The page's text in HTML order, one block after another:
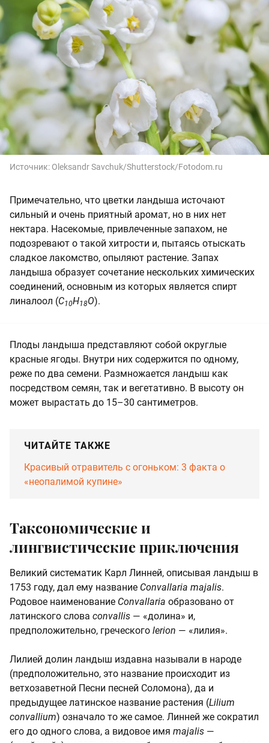
Источник: Oleksandr Savchuk/Shutterstock/Fotodom.ru
Примечательно, что цветки ландыша источают
сильный и очень приятный аромат, но в них нет
нектара. Насекомые, привлеченные запахом, не
подозревают о такой хитрости и, пытаясь отыскать
сладкое лакомство, опыляют растение. Запах
ландыша образует сочетание нескольких химических
соединений, основным из которых является спирт
линалоол (C10H18O).
Плоды ландыша представляют собой округлые
красные ягоды. Внутри них содержится по одному,
реже по два семени. Размножается ландыш как
посредством семян, так и вегетативно. В высоту он
может вырастать до 15–30 сантиметров.
ЧИТАЙТЕ ТАКЖЕ
Красивый отравитель с огоньком: 3 факта о
«неопалимой купине»
Таксономические и
лингвистические приключения
Великий систематик Карл Линней, описывая ландыш в
1753 году, дал ему название Convallaria majalis.
Родовое наименование Convallaria образовано от
латинского слова convallis — «долина» и,
предположительно, греческого lerion — «лилия».
Лилией долин ландыш издавна называли в народе
(предположительно, это название происходит из
ветхозаветной Песни песней Соломона), да и
предыдущее латинское название растения (Lilium
convallium) означало то же самое. Линней же сократил
его до одного слова, а видовое имя majalis —